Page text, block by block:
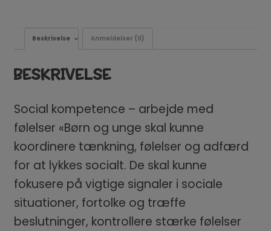
Beskrivelse Anmeldelser (0)
BESKRIVELSE
Social kompetence – arbejde med
følelser «Børn og unge skal kunne
koordinere tænkning, følelser og adfærd
for at lykkes socialt. De skal kunne
fokusere på vigtige signaler i sociale
situationer, fortolke og træffe
beslutninger, kontrollere stærke følelser